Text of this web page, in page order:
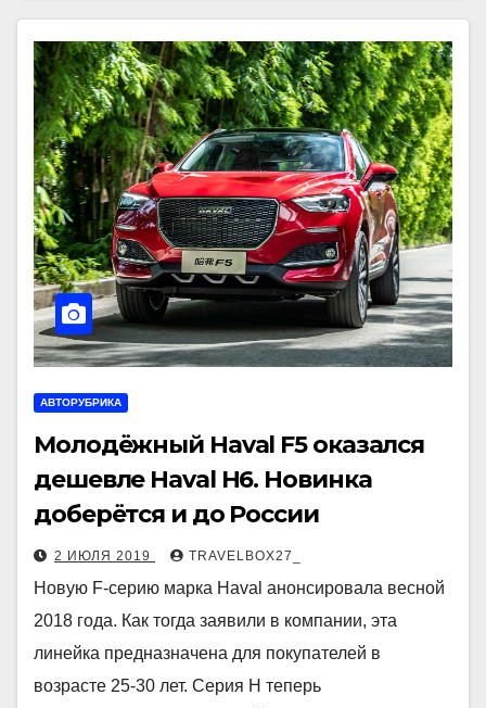
АВТОРУБРИКА
Молодёжный Haval F5 оказался
дешевле Haval H6. Новинка
доберётся и до России
2 ИЮЛЯ 2019 TRAVELBOX27_
Новую F-серию марка Haval анонсировала весной
2018 года. Как тогда заявили в компании, эта
линейка предназначена для покупателей в
возрасте 25-30 лет. Серия H теперь